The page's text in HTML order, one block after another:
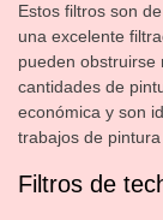
Estos filtros son
una excelente
pueden obstruirse
cantidades de
económica y son
trabajos de pintura
Filtros de